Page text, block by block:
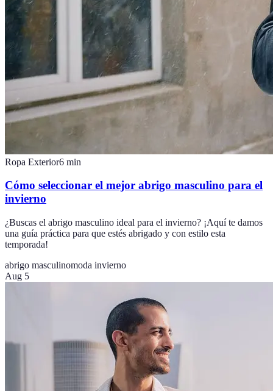
Ropa Exterior6 min
Cómo seleccionar el mejor abrigo masculino para el
invierno
¿Buscas el abrigo masculino ideal para el invierno? ¡Aquí te damos
una guía práctica para que estés abrigado y con estilo esta
temporada!
abrigo masculinomoda invierno
Aug 5